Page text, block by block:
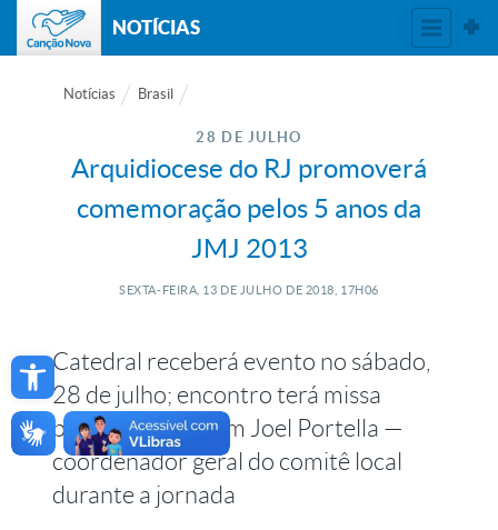
Open toolbar
NOTÍCIAS
Notícias Brasil
28 DE JULHO
Arquidiocese do RJ promoverá
comemoração pelos 5 anos da
JMJ 2013
SEXTA-FEIRA, 13 DE JULHO DE 2018, 17H06
Catedral receberá evento no sábado,
28 de julho; encontro terá missa
presidida por Dom Joel Portella —
coordenador geral do comitê local
durante a jornada